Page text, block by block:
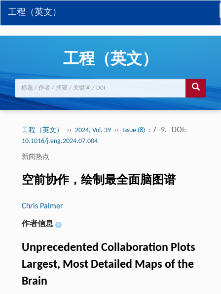
工程（英文）
工程（英文）
工程（英文） ›› 2024, Vol. 39 ›› Issue (8) : 7 -9. DOI:
10.1016/j.eng.2024.07.004
新闻热点
空前协作，绘制最全面脑图谱
Chris Palmer
作者信息 +
Unprecedented Collaboration Plots
Largest, Most Detailed Maps of the
Brain